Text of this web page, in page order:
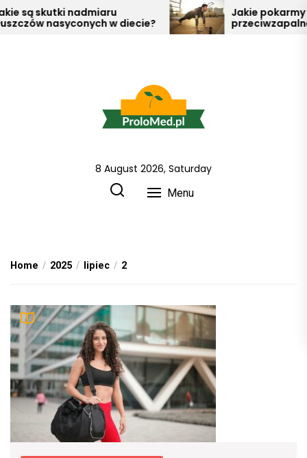
Skip
to
są skutki nadmiaru
nasyconych w diecie?
Jakie pokarmy
przeciwzapalne?
Prolo Med wszystko o zdrowiu
i metodach jak o nie dbać !
8 August 2026, Saturday
Menu
Home 2025 lipiec 2